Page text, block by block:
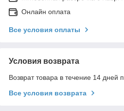
Онлайн оплата
Все условия оплаты
Условия возврата
Возврат товара в течение 14 дней
Все условия возврата